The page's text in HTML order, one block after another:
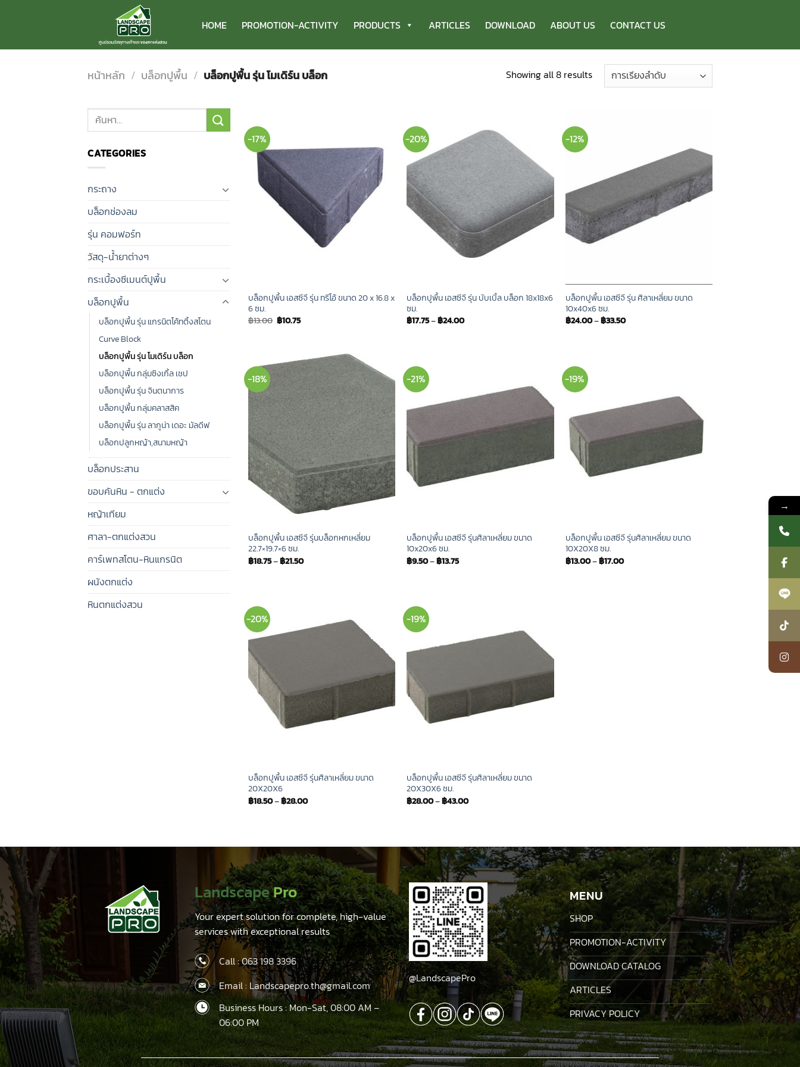
เนื้อหา
HOME PROMOTION-ACTIVITY PRODUCTS ARTICLES DOWNLOAD ABOUT US CONTACT US
หน้าหลัก / บล็อกปูพื้น / บล็อกปูพื้น รุ่น โมเดิร์น บล็อก Showing all 8 results
ค้นหา:
CATEGORIES
กระถาง
บล็อกช่องลม
รุ่น คอมฟอร์ท
วัสดุ-น้ำยาต่างๆ
กระเบื้องซีเมนต์ปูพื้น
บล็อกปูพื้น
บล็อกปูพื้น รุ่น แกรนิตโค้ทติ้งสโตน
Curve Block
บล็อกปูพื้น รุ่น โมเดิร์น บล็อก
บล็อกปูพื้น กลุ่มซิงเกิ้ล เชป
บล็อกปูพื้น รุ่น จินตนาการ
บล็อกปูพื้น กลุ่มคลาสสิค
บล็อกปูพื้น รุ่น ลากูน่า เดอะ มัลดีฟ
บล็อกปลูกหญ้า,สนามหญ้า
บล็อกประสาน
ขอบคันหิน - ตกแต่ง
หญ้าเทียม
ศาลา-ตกแต่งสวน
คาร์เพทสโตน-หินแกรนิต
ผนังตกแต่ง
หินตกแต่งสวน
-17%
บล็อกปูพื้น เอสซีจี รุ่น ทรีโอ้ ขนาด 20 x 16.8 x
6 ซม.
฿13.00 Original
price
฿10.75Current
-20%
บล็อกปูพื้น เอสซีจี รุ่น บับเบิ้ล บล็อก 18x18x6
ซม.
฿17.75–฿24.00
-12%
บล็อกปูพื้น เอสซีจี รุ่น ศิลาเหลี่ยม ขนาด
10x40x6 ซม.
฿24.00–฿33.50
-18%
บล็อกปูพื้น เอสซีจี รุ่นบล็อกหกเหลี่ยม
22.7×19.7×6 ซม.
฿18.75–฿21.50
-21%
บล็อกปูพื้น เอสซีจี รุ่นศิลาเหลี่ยม ขนาด
10x20x6 ซม.
฿9.50–฿13.75
-19%
บล็อกปูพื้น เอสซีจี รุ่นศิลาเหลี่ยม ขนาด
10X20X8 ซม.
฿13.00–฿17.00
-20%
บล็อกปูพื้น เอสซีจี รุ่นศิลาเหลี่ยม ขนาด
20X20X6
฿18.50–฿28.00
-19%
บล็อกปูพื้น เอสซีจี รุ่นศิลาเหลี่ยม ขนาด
20X30X6 ซม.
฿28.00–฿43.00
LandscapePro
Your expert solution for complete, high-value
services with exceptional results
Call :063 198 3396
Email : Landscapepro.th@gmail.com
Business Hours : Mon-Sat, 08:00 AM –
06:00 PM
@LandscapePro
MENU
SHOP
PROMOTION-ACTIVITY
DOWNLOAD CATALOG
ARTICLES
PRIVACY POLICY
→